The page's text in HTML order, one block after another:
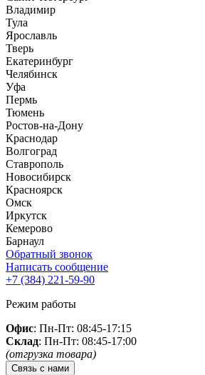
Владимир
Тула
Ярославль
Тверь
Екатеринбург
Челябинск
Уфа
Пермь
Тюмень
Ростов-на-Дону
Краснодар
Волгоград
Ставрополь
Новосибирск
Красноярск
Омск
Иркутск
Кемерово
Барнаул
Обратный звонок
Написать сообщение
+7 (384) 221-59-90
Режим работы
Офис: Пн-Пт: 08:45-17:15
Склад: Пн-Пт: 08:45-17:00
(отгрузка товара)
Связь с нами